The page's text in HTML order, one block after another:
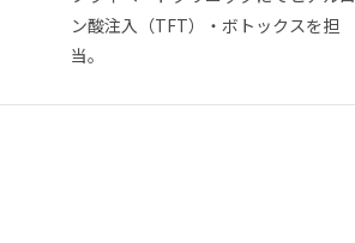
ン酸注入（TFT）・ボトックスを担
当。